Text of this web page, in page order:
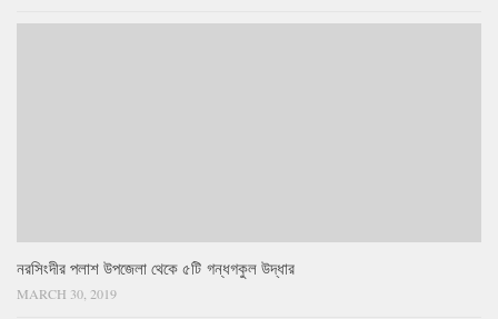
নরসিংদীর পলাশ উপজেলা থেকে ৫টি গন্ধগকুল উদ্ধার
MARCH 30, 2019